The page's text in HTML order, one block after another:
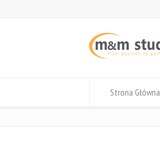
Strona Główna